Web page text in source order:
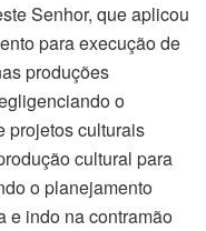
Senhor, que aplicou
para execução de
produções
o
projetos culturais
cultural para
o planejamento
e indo na contramão